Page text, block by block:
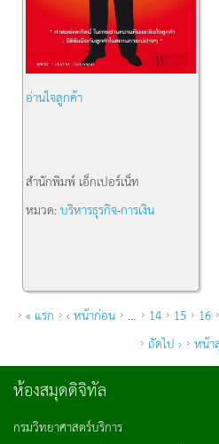
อ่านใจลูกค้า
สำนักพิมพ์ เอ็กเปอร์เน็ท
หมวด:บริหารธุรกิจ-การเงิน
หน้า
« แรก ‹ หน้าก่อน … 14 15 16
ถัดไป ›
หน้า
ห้องสมุดดิจิทัล
กรมวิทยาศาสตร์บริการ